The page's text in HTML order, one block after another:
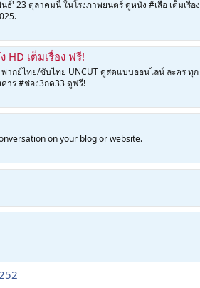
' 23 ตุลาคมนี้ ในโรงภาพยนตร์ ดูหนัง #เสือ เต็มเรื่อง
HD เต็มเรื่อง ฟรี!
ากย์ไทย/ซับไทย UNCUT ดูสดแบบออนไลน์ ละคร ทุก
าร #ช่อง3กด33 ดูฟรี!
on your blog or website.